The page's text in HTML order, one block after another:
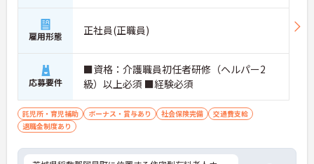
雇用形態 正社員(正職員)
応募要件
■資格：介護職員初任者研修（ヘルパー2
級）以上必須 ■経験必須
託児所・育児補助 ボーナス・賞与あり 社会保険完備
交通費支給
退職金制度あり